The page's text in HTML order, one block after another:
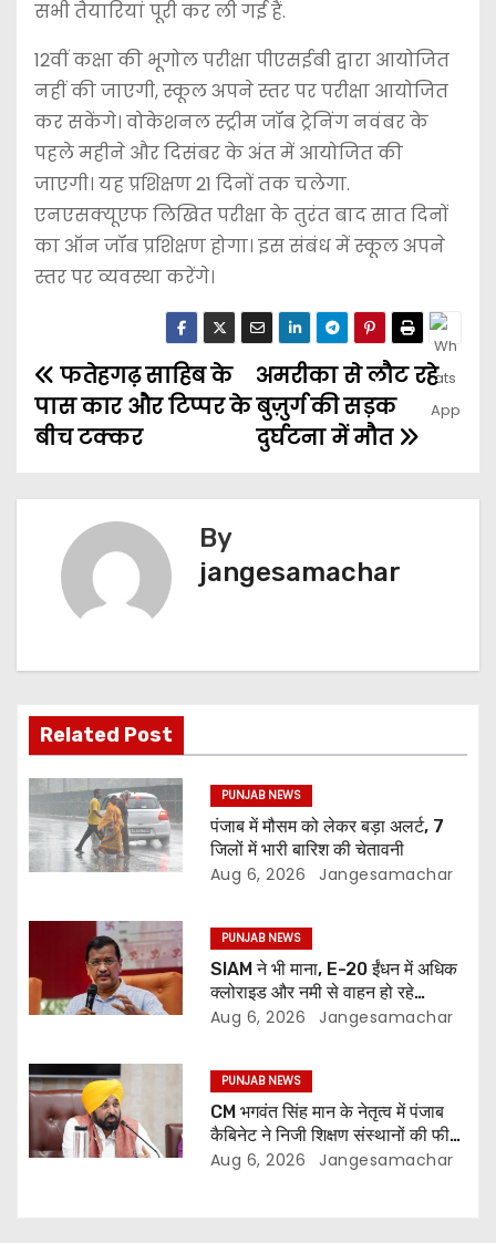
सभी तैयारियां पूरी कर ली गई हैं.
12वीं कक्षा की भूगोल परीक्षा पीएसईबी द्वारा आयोजित
नहीं की जाएगी, स्कूल अपने स्तर पर परीक्षा आयोजित
कर सकेंगे। वोकेशनल स्ट्रीम जॉब ट्रेनिंग नवंबर के
पहले महीने और दिसंबर के अंत में आयोजित की
जाएगी। यह प्रशिक्षण 21 दिनों तक चलेगा.
एनएसक्यूएफ लिखित परीक्षा के तुरंत बाद सात दिनों
का ऑन जॉब प्रशिक्षण होगा। इस संबंध में स्कूल अपने
स्तर पर व्यवस्था करेंगे।
अमरीका से लौट रहे
बुज़ुर्ग की सड़क
दुर्घटना में मौत
फतेहगढ़ साहिब के
पास कार और टिप्पर के
बीच टक्कर
By
jangesamachar
Related Post
PUNJAB NEWS
पंजाब में मौसम को लेकर बड़ा अलर्ट, 7
जिलों में भारी बारिश की चेतावनी
Aug 6, 2026 Jangesamachar
PUNJAB NEWS
SIAM ने भी माना, E-20 ईंधन में अधिक
क्लोराइड और नमी से वाहन हो रहे
प्रभावित: अरविंद केजरीवाल
Aug 6, 2026 Jangesamachar
PUNJAB NEWS
CM भगवंत सिंह मान के नेतृत्व में पंजाब
कैबिनेट ने निजी शिक्षण संस्थानों की फीस
नियमन (संशोधन) विधेयक-2026 को
Aug 6, 2026 Jangesamachar